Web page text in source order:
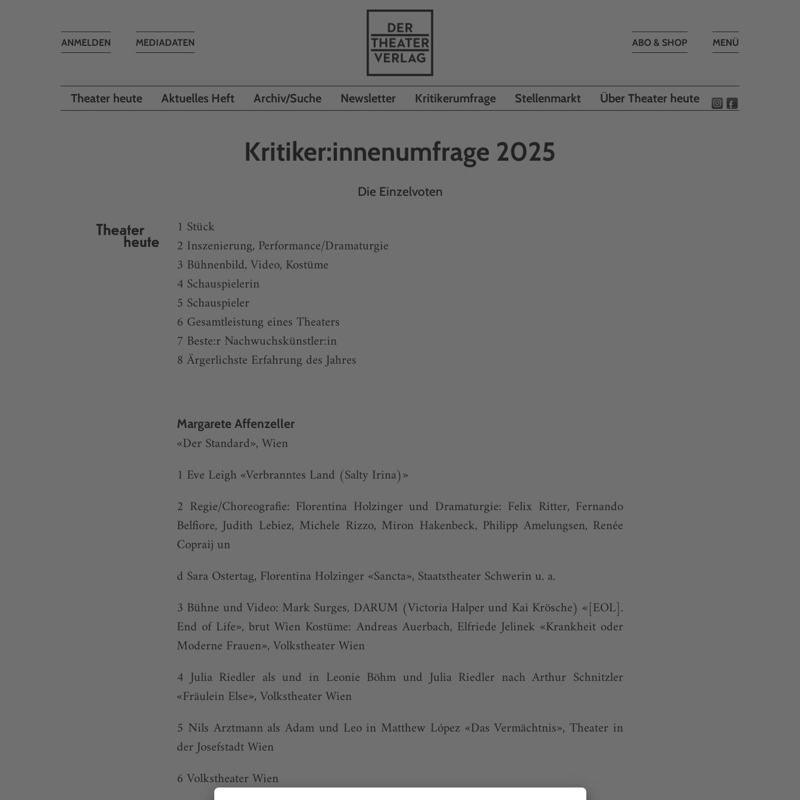
Toggle
MENÜ
ABO & SHOP
MEDIADATEN
Toggle
ANMELDEN
Theater heute Aktuelles Heft Archiv/Suche Newsletter Kritikerumfrage Stellenmarkt Über Theater heute
Kritiker:innenumfrage 2025
Die Einzelvoten
1 Stück
2 Inszenierung, Performance/Dramaturgie
3 Bühnenbild, Video, Kostüme
4 Schauspielerin
5 Schauspieler
6 Gesamtleistung eines Theaters
7 Beste:r Nachwuchskünstler:in
8 Ärgerlichste Erfahrung des Jahres
Margarete Affenzeller
«Der Standard», Wien
1 Eve Leigh «Verbranntes Land (Salty Irina)»
2 Regie/Choreografie: Florentina Holzinger und Dramaturgie: Felix Ritter, Fernando
Belfiore, Judith Lebiez, Michele Rizzo, Miron Hakenbeck, Philipp Amelungsen, Renée
Copraij un
d Sara Ostertag, Florentina Holzinger «Sancta», Staatstheater Schwerin u. a.
3 Bühne und Video: Mark Surges, DARUM (Victoria Halper und Kai Krösche) «[EOL].
End of Life», brut Wien Kostüme: Andreas Auerbach, Elfriede Jelinek «Krankheit oder
Moderne Frauen», Volkstheater Wien
4 Julia Riedler als und in Leonie Böhm und Julia Riedler nach Arthur Schnitzler
«Fräulein Else», Volkstheater Wien
5 Nils Arztmann als Adam und Leo in Matthew López «Das Vermächtnis», Theater in
der Josefstadt Wien
6 Volkstheater Wien